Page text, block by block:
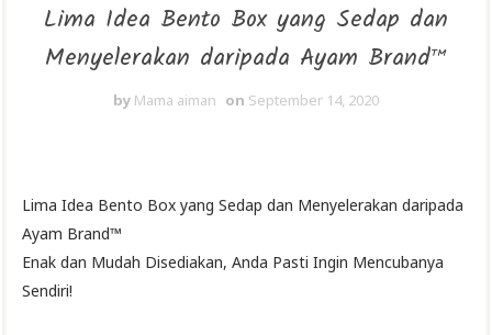
Lima Idea Bento Box yang Sedap dan
Menyelerakan daripada Ayam Brand™
by Mama aiman on September 14, 2020
Lima Idea Bento Box yang Sedap dan Menyelerakan daripada
Ayam Brand™
Enak dan Mudah Disediakan, Anda Pasti Ingin Mencubanya
Sendiri!